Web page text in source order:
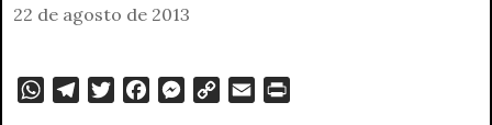
22 de agosto de 2013
W
M